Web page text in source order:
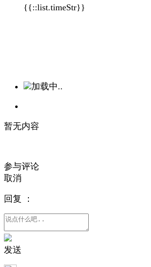
{{::list.timeStr}}
加载中..
暂无内容
参与评论
取消
回复 ：
发送